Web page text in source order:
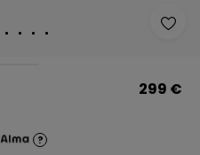
299 €
?